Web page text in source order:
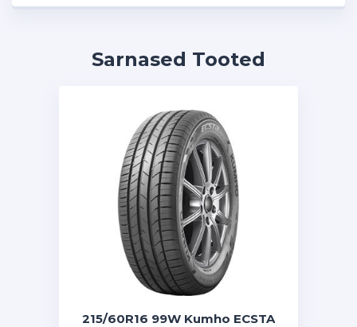
Sarnased Tooted
215/60R16 99W Kumho ECSTA